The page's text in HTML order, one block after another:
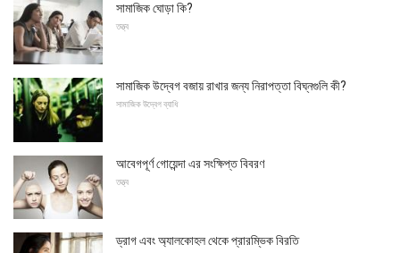
সামাজিক ঘোড়া কি?
তত্ত্ব
সামাজিক উদ্বেগ বজায় রাখার জন্য নিরাপত্তা বিঘ্নগুলি কী?
সামাজিক উদ্বেগ ব্যাধি
আবেগপূর্ণ গোয়েন্দা এর সংক্ষিপ্ত বিবরণ
তত্ত্ব
ড্রাগ এবং অ্যালকোহল থেকে প্রারম্ভিক বিরতি